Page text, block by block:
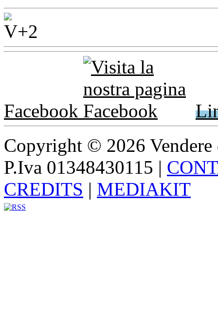
Facebook
Copyright © 2026
P.Iva 01348430115 |
CREDITS | MEDIAKIT